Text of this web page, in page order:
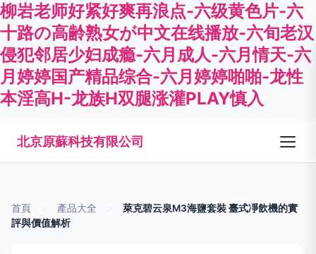
柳岩老师好紧好爽再浪点-六级黄色片-六
十路の高齢熟女が中文在线播放-六旬老汉
侵犯邻居少妇成瘾-六月成人-六月情天-六
月婷婷国产精品综合-六月婷婷啪啪-龙性
本淫高H-龙族H双腿涨灌PLAY慎入
北京原蘇科技有限公司
首頁 產品大全
萊克碧云泉M3海鹽套裝 臺式凈飲機的實
評與價值解析